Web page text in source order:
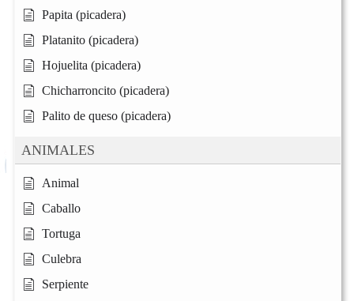
Papita (picadera)
Platanito (picadera)
Hojuelita (picadera)
Chicharroncito (picadera)
Palito de queso (picadera)
ANIMALES
Animal
Caballo
Tortuga
Culebra
Serpiente